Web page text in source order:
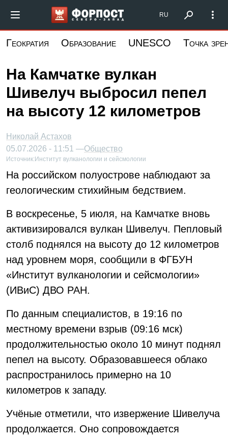
основному
Форпост Северо-Запад
RU
Геократия Образование UNESCO Точка
На Камчатке вулкан
Шивелуч выбросил пепел
на высоту 12 километров
Николай Астахов
05.07.2026 - 11:51 —Общество
Источник: Институт вулканологии и сейсмологии
На российском полуострове наблюдают за
геологическим стихийным бедствием.
В воскресенье, 5 июля, на Камчатке вновь
активизировался вулкан Шивелуч. Пепловый
столб поднялся на высоту до 12 километров
над уровнем моря, сообщили в ФГБУН
«Институт вулканологии и сейсмологии»
(ИВиС) ДВО РАН.
По данным специалистов, в 19:16 по
местному времени взрыв (09:16 мск)
продолжительностью около 10 минут поднял
пепел на высоту. Образовавшееся облако
распространилось примерно на 10
километров к западу.
Учёные отметили, что извержение Шивелуча
продолжается. Оно сопровождается